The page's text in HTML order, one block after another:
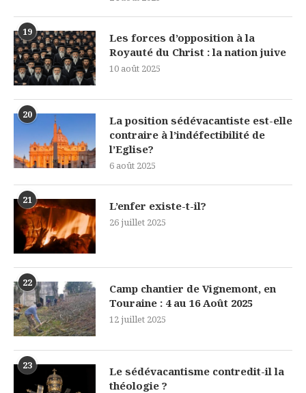
19
Les forces d’opposition à la
Royauté du Christ : la nation juive
10 août 2025
20
La position sédévacantiste est-elle
contraire à l’indéfectibilité de
l’Eglise?
6 août 2025
21 L’enfer existe-t-il?
26 juillet 2025
22
Camp chantier de Vignemont, en
Touraine : 4 au 16 Août 2025
12 juillet 2025
23
Le sédévacantisme contredit-il la
théologie ?